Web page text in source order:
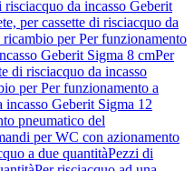
risciacquo da incasso Geberit
per cassette di risciacquo da
ricambio per Per funzionamento
Geberit Sigma 8 cmPer
di risciacquo da incasso
per Per funzionamento a
incasso Geberit Sigma 12
pneumatico del
per WC con azionamento
a due quantitàPezzi di